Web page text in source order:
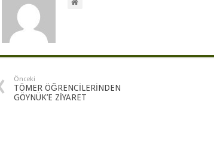
Önceki
TÖMER ÖĞRENCİLERİNDEN
GÖYNÜK’E ZİYARET